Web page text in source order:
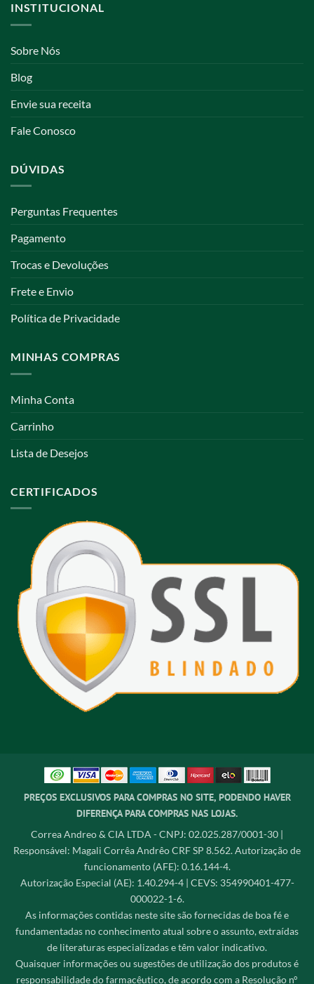
INSTITUCIONAL
Sobre Nós
Blog
Envie sua receita
Fale Conosco
DÚVIDAS
Perguntas Frequentes
Pagamento
Trocas e Devoluções
Frete e Envio
Política de Privacidade
MINHAS COMPRAS
Minha Conta
Carrinho
Lista de Desejos
CERTIFICADOS
PREÇOS EXCLUSIVOS PARA COMPRAS NO SITE, PODENDO HAVER
DIFERENÇA PARA COMPRAS NAS LOJAS.
Correa Andreo & CIA LTDA - CNPJ: 02.025.287/0001-30 |
Responsável: Magali Corrêa Andrêo CRF SP 8.562. Autorização de
funcionamento (AFE): 0.16.144-4.
Autorização Especial (AE): 1.40.294-4 | CEVS: 354990401-477-
000022-1-6.
As informações contidas neste site são fornecidas de boa fé e
fundamentadas no conhecimento atual sobre o assunto, extraídas
de literaturas especializadas e têm valor indicativo.
Quaisquer informações ou sugestões de utilização dos produtos é
responsabilidade do farmacêutico, de acordo com a Resolução n°